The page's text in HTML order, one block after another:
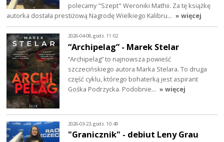
polecamy "Szept" Weroniki Mathii. Za tę książkę
autorka dostała prestiżową Nagrodę Wielkiego Kalibru… » więcej
2026-04-08, godz. 11:02
“Archipelag” - Marek Stelar
“Archipelag” to najnowsza powieść
szczecińskiego autora Marka Stelara. To druga
część cyklu, którego bohaterką jest aspirant
Gośka Podrzycka. Podobnie… » więcej
2026-03-23, godz. 10:49
"Granicznik" - debiut Leny Grau